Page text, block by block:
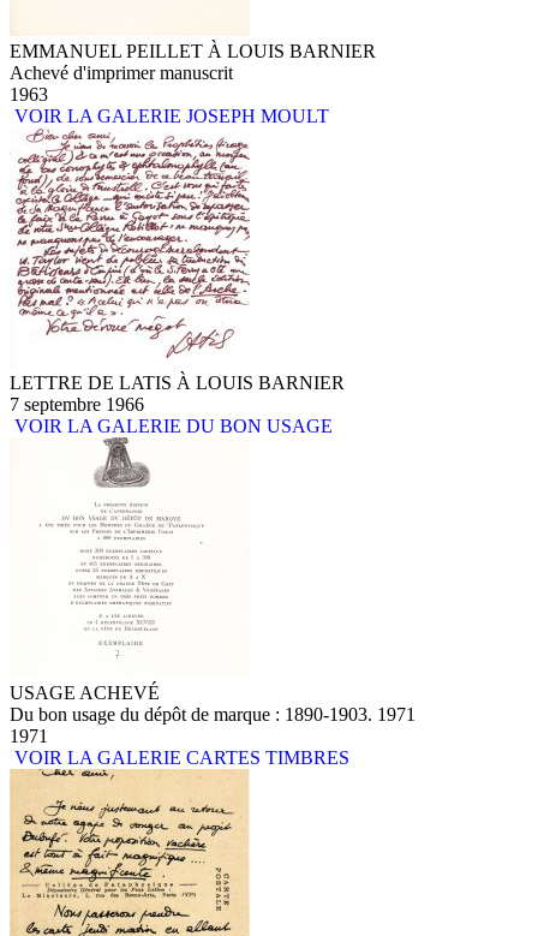
EMMANUEL PEILLET À LOUIS BARNIER
Achevé d'imprimer manuscrit
1963
VOIR LA GALERIE JOSEPH MOULT
LETTRE DE LATIS À LOUIS BARNIER
7 septembre 1966
VOIR LA GALERIE DU BON USAGE
USAGE ACHEVÉ
Du bon usage du dépôt de marque : 1890-1903. 1971
1971
VOIR LA GALERIE CARTES TIMBRES